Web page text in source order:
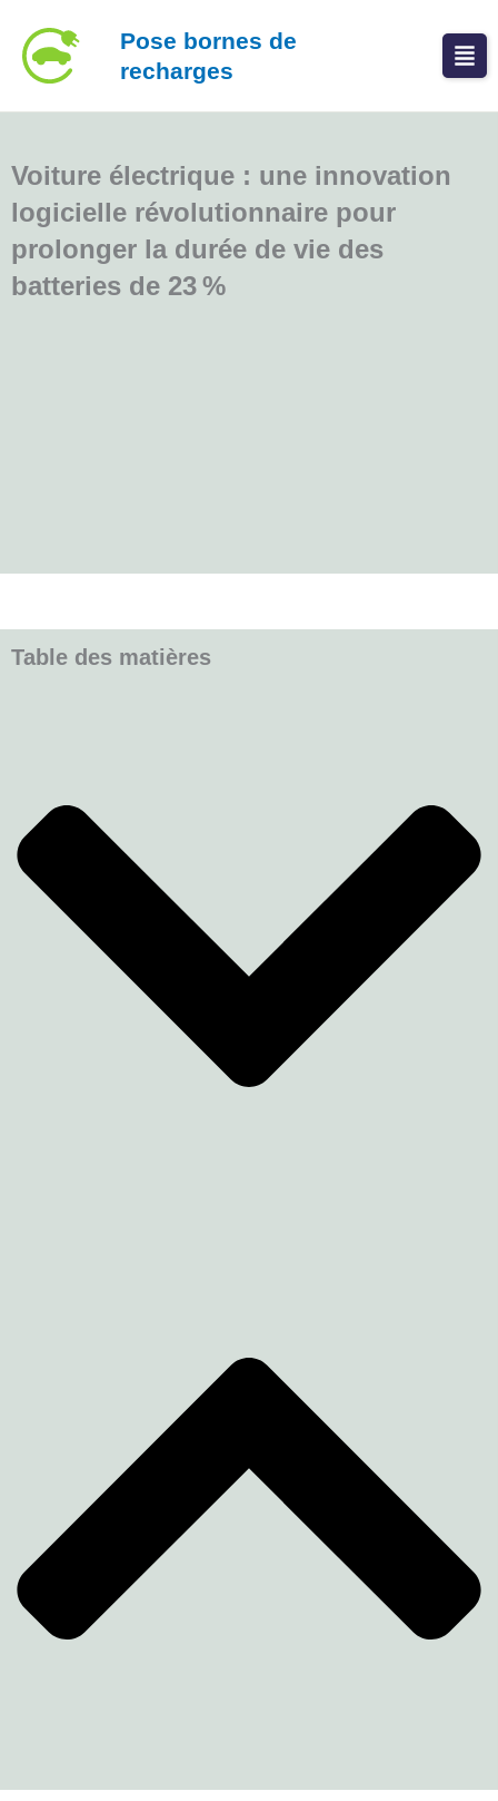
contenu
Pose bornes de
recharges
Voiture électrique : une innovation
logicielle révolutionnaire pour
prolonger la durée de vie des
batteries de 23 %
Table des matières